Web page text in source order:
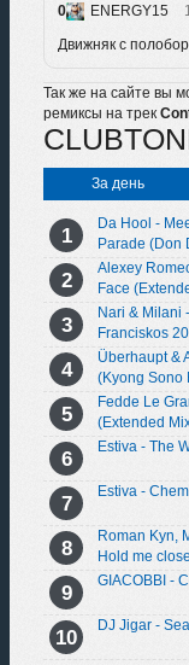
0 ENERGY15
Движняк с
Так же на сайте вы
ремиксы на трек
За день
Da Hool -
Parade (Don
Alexey
Face
Nari & Milani
Franciskos
Überhaupt &
(Kyong Sono
Fedde Le
(Extended
Estiva - The
Estiva -
Roman Kyn,
Hold me
GIACOBBI -
DJ Jigar -